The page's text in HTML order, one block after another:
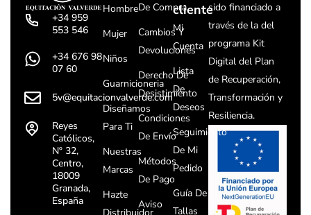
+34 959
553 546
+34 676 98
07 60
5v@equitacionvalverde.com
Reyes
Católicos,
Nº 32,
Centro,
18009
Granada,
España
Hombre
Mujer
Niños
Guarnicioneria
Diseñamos
Para Ti
Nuestras
Marcas
Hazte
De Compra
Cambios Y
Devoluciones
Derecho De
Desistimiento
Condiciones
De Envío
Métodos
De Pago
Aviso
cliente
Mi
Cuenta
Lista
De
Deseos
Seguimiento
De Mi
Pedido
Guía De
Tallas
sido financiado a
través de la del
programa Kit
Digital del Plan
de Recuperación,
Transformación y
Resiliencia.